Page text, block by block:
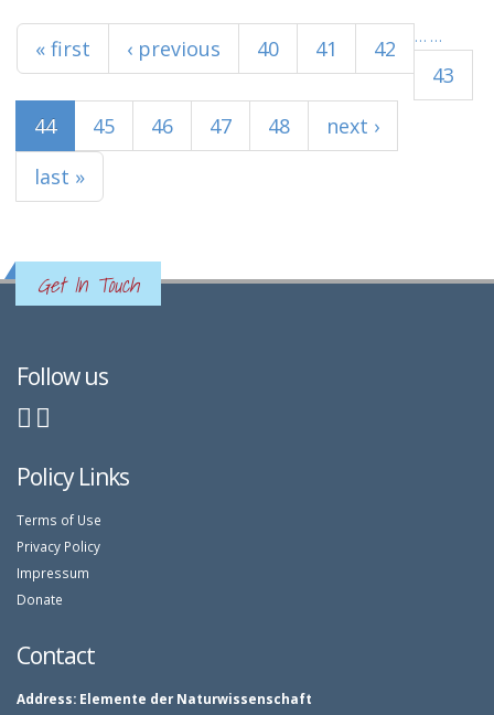
Pages
« first ‹ previous …
40 41
42
43
44
45 46 47 48
…
next ›
last »
Get In Touch
Follow us
Policy Links
Terms of Use
Privacy Policy
Impressum
Donate
Contact
Address: Elemente der Naturwissenschaft